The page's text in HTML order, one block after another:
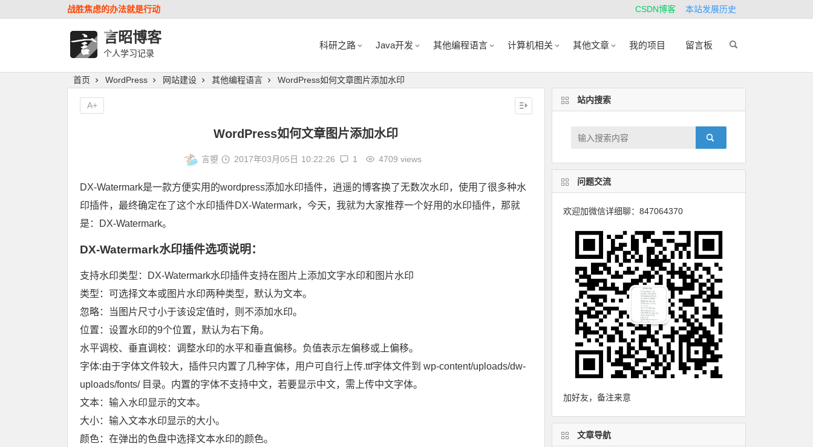
战胜焦虑的办法就是行动 CSDN博客 本站发展历史
言昭博客
个人学习记录
科研之路 Java开发 其他编程语言 计算机相关 其他文章 我的项目 留言板
首页 WordPress 网站建设 其他编程语言 WordPress如何文章图片添加水印
WordPress如何文章图片添加水印
言曌 2017年03月05日 10:22:26 1 4709 views
DX-Watermark是一款方便实用的wordpress添加水印插件，逍遥的博客换了无数次水印，使用了很多种水
印插件，最终确定在了这个水印插件DX-Watermark，今天，我就为大家推荐一个好用的水印插件，那就
是：DX-Watermark。
DX-Watermark水印插件选项说明：
支持水印类型：DX-Watermark水印插件支持在图片上添加文字水印和图片水印
类型：可选择文本或图片水印两种类型，默认为文本。
忽略：当图片尺寸小于该设定值时，则不添加水印。
位置：设置水印的9个位置，默认为右下角。
水平调校、垂直调校：调整水印的水平和垂直偏移。负值表示左偏移或上偏移。
字体:由于字体文件较大，插件只内置了几种字体，用户可自行上传.ttf字体文件到 wp-content/uploads/dw-
uploads/fonts/ 目录。内置的字体不支持中文，若要显示中文，需上传中文字体。
文本：输入水印显示的文本。
大小：输入文本水印显示的大小。
颜色：在弹出的色盘中选择文本水印的颜色。
A+
站内搜索
问题交流
欢迎加微信详细聊：847064370
加好友，备注来意
文章导航